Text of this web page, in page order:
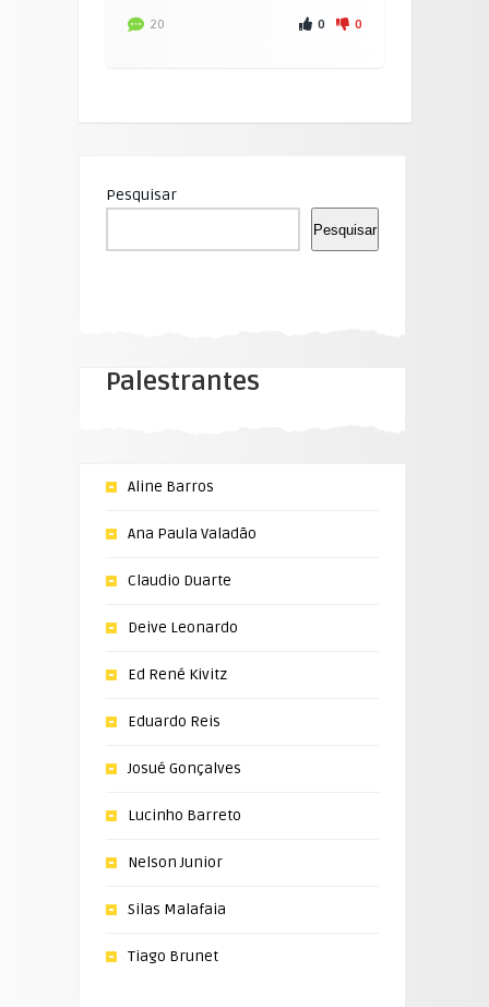
20 0 0
Pesquisar
Pesquisar
Palestrantes
Aline Barros
Ana Paula Valadão
Claudio Duarte
Deive Leonardo
Ed René Kivitz
Eduardo Reis
Josué Gonçalves
Lucinho Barreto
Nelson Junior
Silas Malafaia
Tiago Brunet